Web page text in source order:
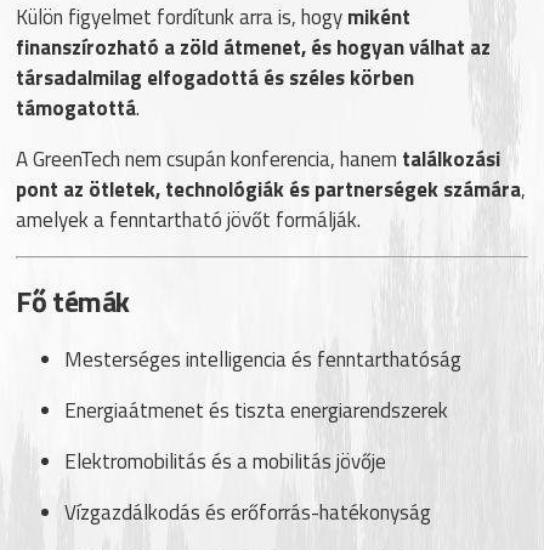
Külön figyelmet fordítunk arra is, hogymiként
finanszírozható a zöld átmenet, és hogyan válhat az
társadalmilag elfogadottá és széles körben
támogatottá.
A GreenTech nem csupán konferencia, hanem találkozási
pont az ötletek, technológiák és partnerségek számára,
amelyek a fenntartható jövőt formálják.
Fő témák
Mesterséges intelligencia és fenntarthatóság
Energiaátmenet és tiszta energiarendszerek
Elektromobilitás és a mobilitás jövője
Vízgazdálkodás és erőforrás-hatékonyság